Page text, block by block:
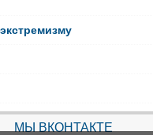
МЫ ВКОНТАКТЕ